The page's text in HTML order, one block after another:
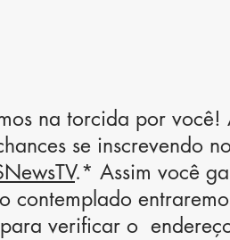
na torcida por você!
se inscrevendo
.* Assim você
contemplado
para verificar o